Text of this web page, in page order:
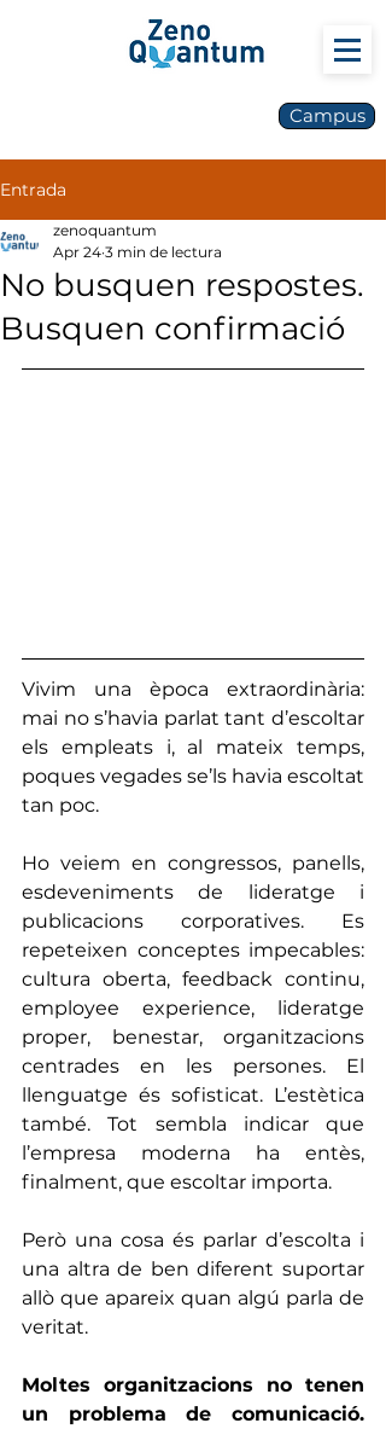
Campus
Entrada
No busquen respostes.
Busquen confirmació
zenoquantum
Apr 24 3 min de lectura
Vivim una època extraordinària:
mai no s’havia parlat tant d’escoltar
els empleats i, al mateix temps,
poques vegades se’ls havia escoltat
tan poc.
Ho veiem en congressos, panells,
esdeveniments de lideratge i
publicacions corporatives. Es
repeteixen conceptes impecables:
cultura oberta, feedback continu,
employee experience, lideratge
proper, benestar, organitzacions
centrades en les persones. El
llenguatge és sofisticat. L’estètica
també. Tot sembla indicar que
l’empresa moderna ha entès,
finalment, que escoltar importa.
Però una cosa és parlar d’escolta i
una altra de ben diferent suportar
allò que apareix quan algú parla de
veritat.
Moltes organitzacions no tenen
un problema de comunicació.